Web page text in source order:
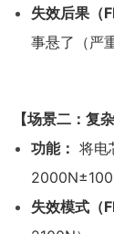
失效后果（
事悬了（严
【场景二：
功能： 将电
2000N±100
失效模式（